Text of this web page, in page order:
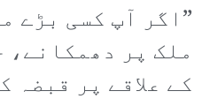
”اگر آپ کسی بڑے
ملک پر
کے علاقے پر قبضہ